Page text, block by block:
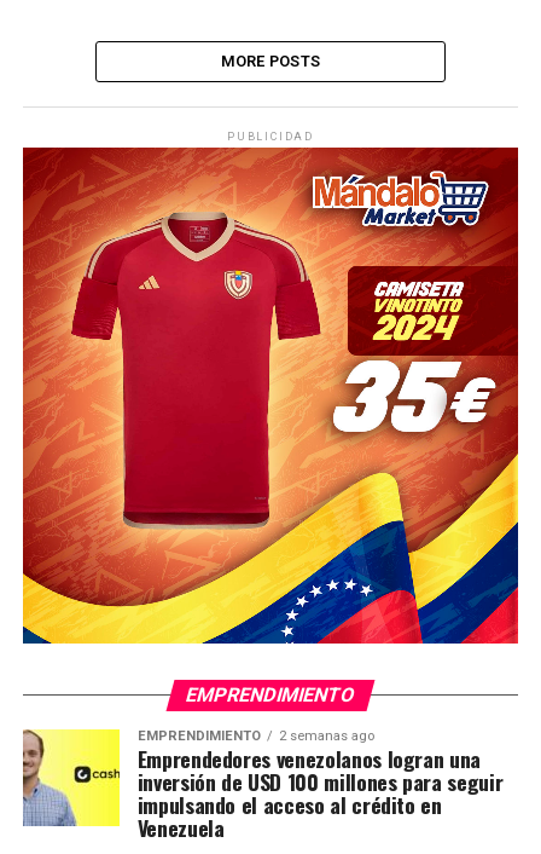
MORE POSTS
PUBLICIDAD
EMPRENDIMIENTO
EMPRENDIMIENTO 2 semanas ago
Emprendedores venezolanos logran una
inversión de USD 100 millones para seguir
impulsando el acceso al crédito en
Venezuela